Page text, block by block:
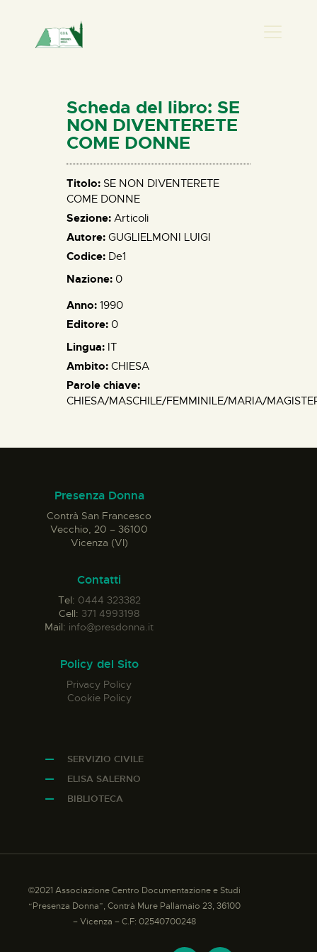
HOME
CHI SIAMO
NEWS
PERCORSI
BIBLIOTECA
ELISA SALERNO
CONTATTI
Scheda del libro: SE
NON DIVENTERETE
COME DONNE
Titolo: SE NON DIVENTERETE
COME DONNE
Sezione: Articoli
Autore: GUGLIELMONI LUIGI
Codice: De1
Nazione: 0
Anno: 1990
Editore: 0
Lingua: IT
Ambito: CHIESA
Parole chiave:
CHIESA/MASCHILE/FEMMINILE/MARIA/
Presenza Donna
Contrà San Francesco
Vecchio, 20 – 36100
Vicenza (VI)
Contatti
Tel: 0444 323382
Cell: 371 4993198
Mail: info@presdonna.it
Policy del Sito
Privacy Policy
Cookie Policy
SERVIZIO CIVILE
ELISA SALERNO
BIBLIOTECA
©2021 Associazione Centro Documentazione e Studi
“Presenza Donna”, Contrà Mure Pallamaio 23, 36100
– Vicenza – C.F: 02540700248